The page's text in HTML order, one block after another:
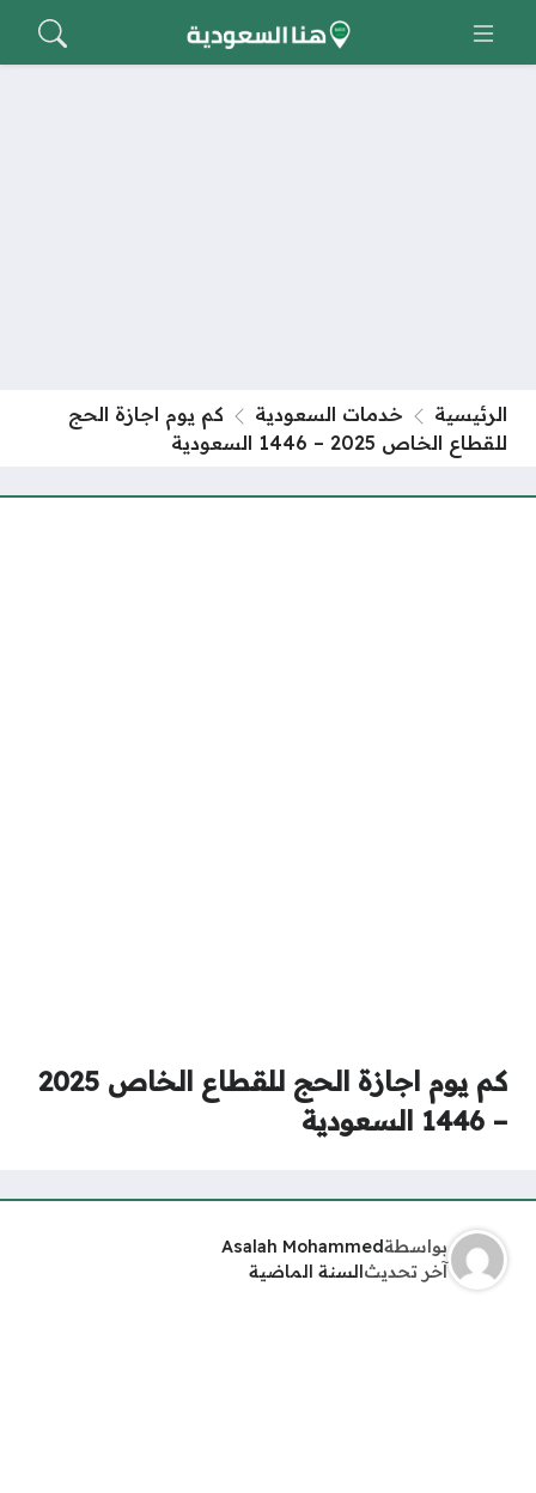
الرئيسية خدمات السعودية
كم يوم اجازة الحج
للقطاع الخاص 2025 – 1446 السعودية
كم يوم اجازة الحج للقطاع الخاص 2025
– 1446 السعودية
بواسطةAsalah Mohammed
آخر تحديثالسنة الماضية